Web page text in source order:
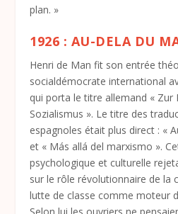
plan. »
1926 : AU-DELA DU
Henri de Man fit son entrée
socialdémocrate international
qui porta le titre allemand « Zur
Sozialismus ». Le titre des
espagnoles était plus direct : «
et « Más allá del marxismo ».
psychologique et culturelle
sur le rôle révolutionnaire de la
lutte de classe comme moteur